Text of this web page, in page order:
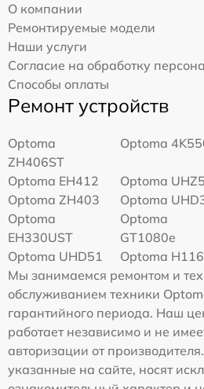
О компании
Ремонтируемые модели
Наши услуги
Согласие на обработку
Способы оплаты
Ремонт устройств
Optoma
ZH406ST
Optoma
Optoma EH412
Optoma
Optoma ZH403
Optoma
Optoma
EH330UST
Optoma
GT1080e
Optoma UHD51
Optoma H116
Мы занимаемся ремонтом и
обслуживанием техники
гарантийного периода. Наш
работает независимо и не
авторизации от
указанные на сайте, носят